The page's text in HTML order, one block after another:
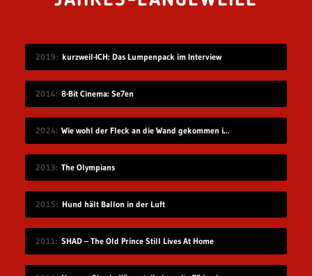
2019 kurzweil-ICH: Das Lumpenpack im Interview
2014 8-Bit Cinema: Se7en
2024 Wie wohl der Fleck an die Wand gekommen ist?
2013 The Olympians
2015 Hund hält Ballon in der Luft
2011 SHAD – The Old Prince Still Lives At Home